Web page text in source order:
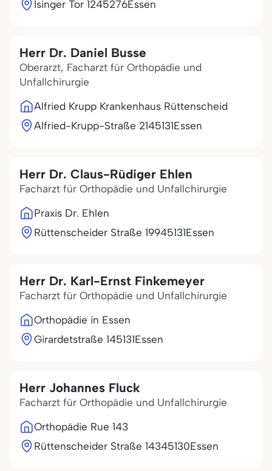
Isinger Tor 1245276Essen
Herr Dr. Daniel Busse
Oberarzt, Facharzt für Orthopädie und
Unfallchirurgie
Alfried Krupp Krankenhaus Rüttenscheid
Alfried-Krupp-Straße 2145131Essen
Herr Dr. Claus-Rüdiger Ehlen
Facharzt für Orthopädie und Unfallchirurgie
Praxis Dr. Ehlen
Rüttenscheider Straße 19945131Essen
Herr Dr. Karl-Ernst Finkemeyer
Facharzt für Orthopädie und Unfallchirurgie
Orthopädie in Essen
Girardetstraße 145131Essen
Herr Johannes Fluck
Facharzt für Orthopädie und Unfallchirurgie
Orthopädie Rue 143
Rüttenscheider Straße 14345130Essen